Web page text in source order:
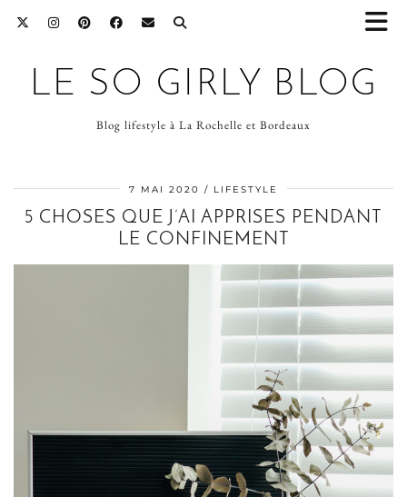
LE SO GIRLY BLOG
Blog lifestyle à La Rochelle et Bordeaux
7 MAI 2020 LIFESTYLE
5 CHOSES QUE J’AI APPRISES PENDANT
LE CONFINEMENT